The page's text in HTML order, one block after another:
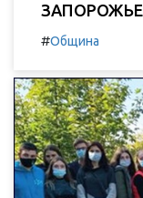
ЗАПОРОЖЬЕ.
#Община